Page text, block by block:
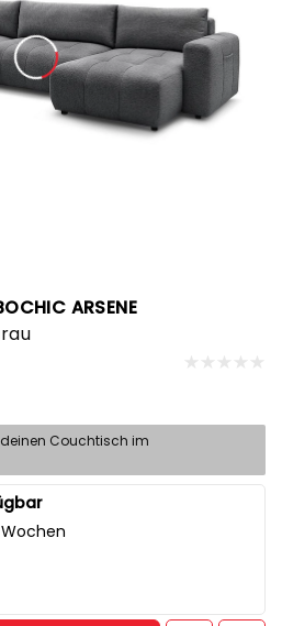
ARSENE
Couchtisch im